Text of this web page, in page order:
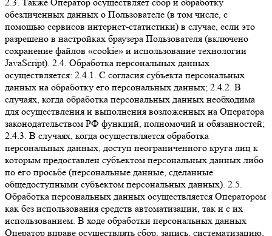
обезличенных данных о Пользователе (в том числе, с
помощью сервисов интернет-статистики) в случае, если это
разрешено в настройках браузера Пользователя (включено
сохранение файлов «cookie» и использование технологии
JavaScript). 2.4. Обработка персональных данных
осуществляется: 2.4.1. С согласия субъекта персональных
данных на обработку его персональных данных; 2.4.2. В
случаях, когда обработка персональных данных необходима
для осуществления и выполнения возложенных на Оператора
законодательством РФ функций, полномочий и обязанностей;
2.4.3. В случаях, когда осуществляется обработка
персональных данных, доступ неограниченного круга лиц к
которым предоставлен субъектом персональных данных либо
по его просьбе (персональные данные, сделанные
общедоступными субъектом персональных данных). 2.5.
Обработка персональных данных осуществляется Оператором
как без использования средств автоматизации, так и с их
использованием. В ходе обработки персональных данных
Оператор вправе осуществлять сбор, запись, систематизацию,